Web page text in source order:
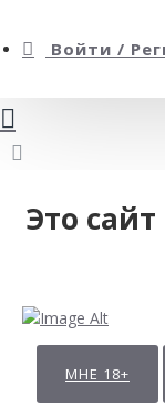
Войти /
Это
МНЕ 18+